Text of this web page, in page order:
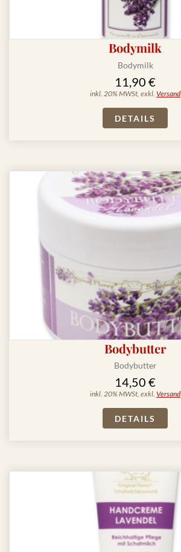
Bodymilk
Bodymilk
11,90 €
inkl. 20% MWSt, exkl. Versand
DETAILS
Bodybutter
Bodybutter
14,50 €
inkl. 20% MWSt, exkl. Versand
DETAILS